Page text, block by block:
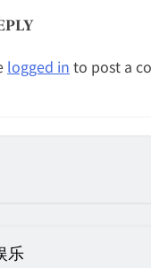
logged in to post a
乐